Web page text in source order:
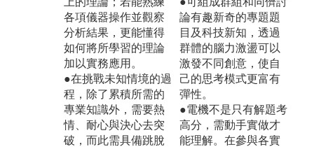
各項儀器操作並觀察
分析結果，更能懂得
如何將所學習的理論
加以實務應用。
●在挑戰未知情境的過
程，除了累積所需的
專業知識外，需要熱
情、耐心與決心去突
破，而此需具備跳脫
論有趣新奇的專題題
目及科技新知，透過
群體的腦力激盪可以
激發不同創意，使自
己的思考模式更富有
彈性。
●電機不是只有解題考
高分，需動手實做才
能理解。在參與各實